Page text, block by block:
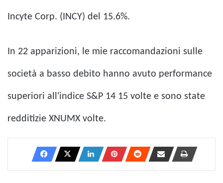
Incyte Corp. (INCY) del 15.6%.
In 22 apparizioni, le mie raccomandazioni sulle
società a basso debito hanno avuto performance
superiori all'indice S&P 14 15 volte e sono state
redditizie XNUMX volte.